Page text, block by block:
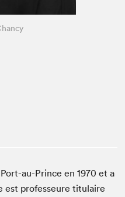
au-Prince en 1970 et a
est professeure titulaire